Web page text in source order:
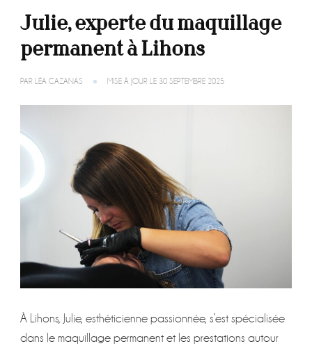
Julie, experte du maquillage
permanent à Lihons
PAR LÉA CAZANAS MISE À JOUR LE 30 SEPTEMBRE 2025
À Lihons, Julie, esthéticienne passionnée, s’est spécialisée
dans le maquillage permanent et les prestations autour